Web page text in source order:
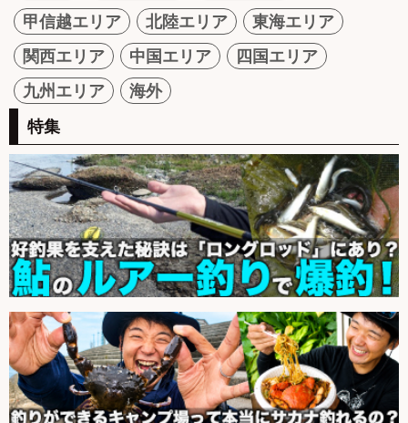
甲信越エリア
北陸エリア
東海エリア
関西エリア
中国エリア
四国エリア
九州エリア
海外
特集